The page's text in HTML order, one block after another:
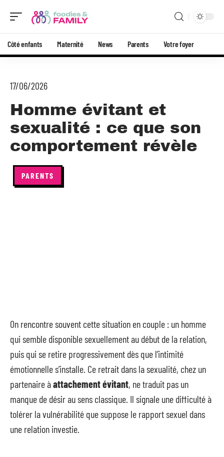
Côté enfants Maternité News Parents Votre foyer
17/06/2026
Homme évitant et
sexualité : ce que son
comportement révèle
PARENTS
On rencontre souvent cette situation en couple : un homme
qui semble disponible sexuellement au début de la relation,
puis qui se retire progressivement dès que l’intimité
émotionnelle s’installe. Ce retrait dans la sexualité, chez un
partenaire àattachement évitant, ne traduit pas un
manque de désir au sens classique. Il signale une difficulté à
tolérer la vulnérabilité que suppose le rapport sexuel dans
une relation investie.